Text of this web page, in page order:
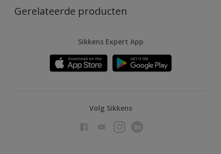
Gerelateerde producten
Sikkens Expert App
Volg Sikkens